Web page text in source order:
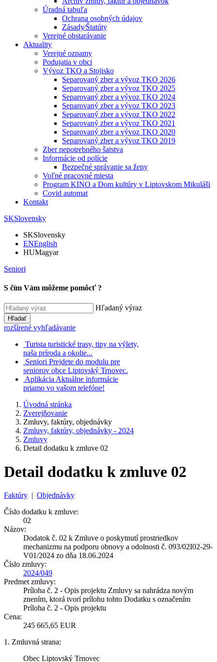
Úradná tabuľa
Ochrana osobných údajov
Zásady⁄Štatúty
Verejné obstarávanie
Aktuality
Verejné oznamy
Podujatia v obci
Vývoz TKO a Stojisko
Separovaný zber a vývoz TKO 2026
Separovaný zber a vývoz TKO 2025
Separovaný zber a vývoz TKO 2024
Separovaný zber a vývoz TKO 2023
Separovaný zber a vývoz TKO 2022
Separovaný zber a vývoz TKO 2021
Separovaný zber a vývoz TKO 2020
Separovaný zber a vývoz TKO 2019
Zber nepotrebného šatstva
Informácie od polície
Bezpečné správanie sa ženy
Voľné pracovné miesta
Program KINO a Dom kultúry v Liptovskom Mikuláši
Covid automat
Kontakt
SKSlovensky
SKSlovensky
ENEnglish
HUMagyar
Seniori
S čím Vám môžeme pomôcť ?
Hľadaný výraz
Hľadať
rozšírené vyhľadávanie
Turista turistické trasy, tipy na výlety,
naša príroda a okolie...
Seniori Prejdete do modulu pre
seniorov obce Liptovský Trnovec.
Aplikácia Aktuálne informácie
priamo vo vašom telefóne!
Úvodná stránka
Zverejňovanie
Zmluvy, faktúry, objednávky
Zmluvy, faktúry, objednávky - 2024
Zmluvy
Detail dodatku k zmluve 02
Detail dodatku k zmluve 02
Faktúry | Objednávky
Číslo dodatku k zmluve:
02
Názov:
Dodatok č. 02 k Zmluve o poskytnutí prostriedkov
mechanizmu na podporu obnovy a odolnosti č. 093/02I02-29-
V01/2024 zo dňa 18.06.2024
Číslo zmluvy:
2024/049
Predmet zmluvy:
Príloha č. 2 - Opis projektu Zmluvy sa nahrádza novým
znením, ktorá tvorí prílohu tohto Dodatku s označením
Príloha č. 2 - Opis projektu
Cena:
245 665,65 EUR
1. Zmluvná strana:
Obec Liptovský Trnovec